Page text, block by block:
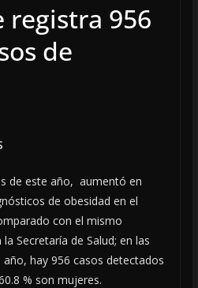
registra 956
de
de este año, aumentó en
de obesidad en el
con el mismo
Secretaría de Salud; en las
hay 956 casos detectados
% son mujeres.